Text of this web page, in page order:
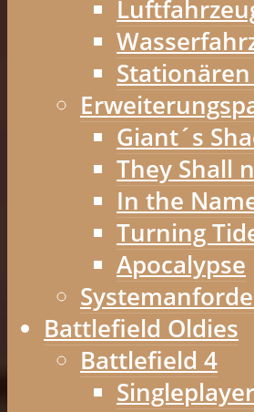
Giant´s
They Shall
In the
Turning
Apocalypse
Battlefield Oldies
Battlefield 4
Singleplayer